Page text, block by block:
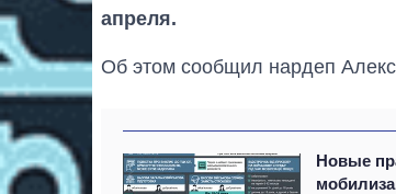
апреля.
Об этом сообщил нардеп
Новые